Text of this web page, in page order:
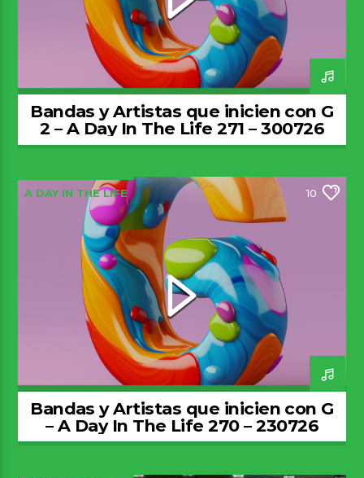
Bandas y Artistas que inicien con G
2 – A Day In The Life 271 – 300726
A DAY IN THE LIFE 10
Bandas y Artistas que inicien con G
– A Day In The Life 270 – 230726